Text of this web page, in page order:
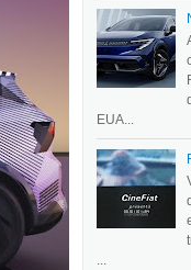
EUA...
...